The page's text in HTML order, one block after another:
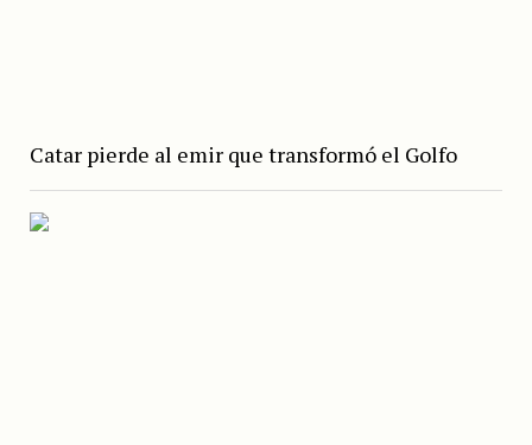
Catar pierde al emir que transformó el Golfo